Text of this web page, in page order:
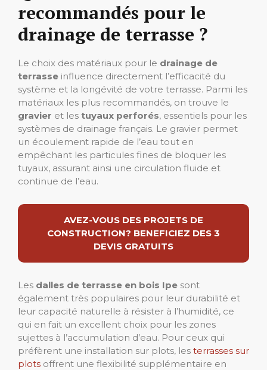
recommandés pour le
drainage de terrasse ?
Le choix des matériaux pour le drainage de
terrasse influence directement l’efficacité du
système et la longévité de votre terrasse. Parmi les
matériaux les plus recommandés, on trouve le
gravier et les tuyaux perforés, essentiels pour les
systèmes de drainage français. Le gravier permet
un écoulement rapide de l’eau tout en
empêchant les particules fines de bloquer les
tuyaux, assurant ainsi une circulation fluide et
continue de l’eau.
AVEZ-VOUS DES PROJETS DE
CONSTRUCTION? BENEFICIEZ DES 3
DEVIS GRATUITS
Les dalles de terrasse en bois Ipe sont
également très populaires pour leur durabilité et
leur capacité naturelle à résister à l’humidité, ce
qui en fait un excellent choix pour les zones
sujettes à l’accumulation d’eau. Pour ceux qui
préfèrent une installation sur plots, les terrasses sur
plots offrent une flexibilité supplémentaire en